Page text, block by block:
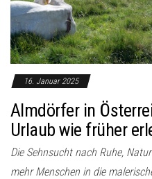
16. Januar 2025
Almdörfer in
Urlaub wie früher
Die Sehnsucht nach Ruhe,
mehr Menschen in die